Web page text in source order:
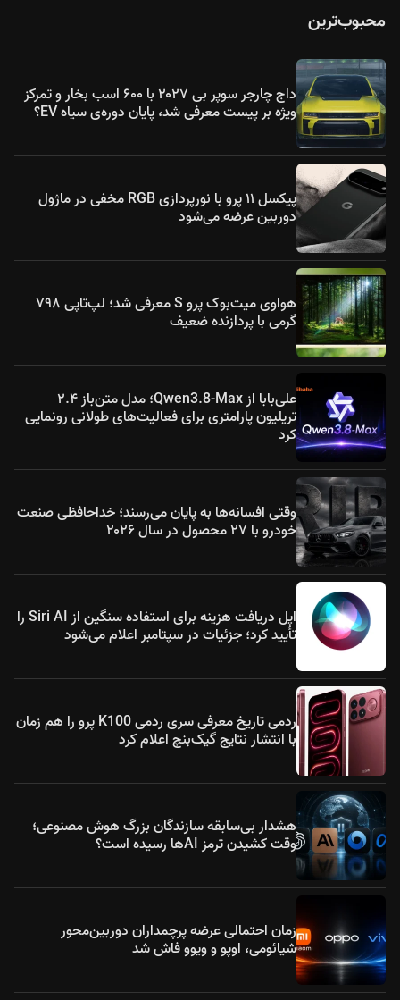
محبوب‌ترین
داج چارجر سوپر بی ۲۰۲۷ با ۶۰۰ اسب بخار و تمرکز
ویژه بر پیست معرفی شد، پایان دوره‌ی سیاه EV؟
پیکسل ۱۱ پرو با نورپردازی RGB مخفی در ماژول
دوربین عرضه می‌شود
هواوی میت‌بوک پرو S معرفی شد؛ لپ‌تاپی ۷۹۸
گرمی با پردازنده ضعیف
علی‌بابا از Qwen3.8-Max؛ مدل متن‌باز ۲.۴
تریلیون پارامتری برای فعالیت‌های طولانی رونمایی
کرد
وقتی افسانه‌ها به پایان می‌رسند؛ خداحافظی صنعت
خودرو با ۲۷ محصول در سال ۲۰۲۶
اپل دریافت هزینه برای استفاده سنگین از Siri AI را
تأیید کرد؛ جزئیات در سپتامبر اعلام می‌شود
ردمی تاریخ معرفی سری ردمی K100 پرو را هم زمان
با انتشار نتایج گیک‌بنچ اعلام کرد
هشدار بی‌سابقه سازندگان بزرگ هوش مصنوعی؛
وقت کشیدن ترمز AIها رسیده است؟
زمان احتمالی عرضه پرچمداران دوربین‌محور
شیائومی، اوپو و ویوو فاش شد